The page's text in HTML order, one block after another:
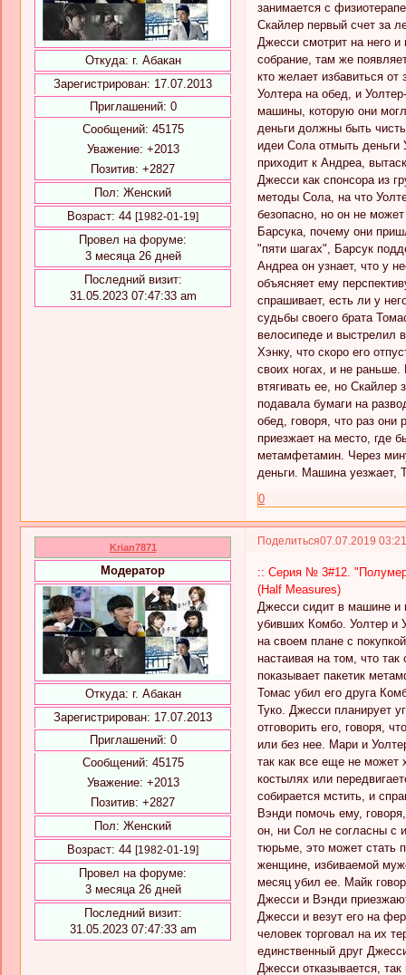
Откуда: г. Абакан
Зарегистрирован: 17.07.2013
Приглашений: 0
Сообщений: 45175
Уважение: +2013
Позитив: +2827
Пол: Женский
Возраст: 44 [1982-01-19]
Провел на форуме:
3 месяца 26 дней
Последний визит:
31.05.2023 07:47:33 am
занимается с
Скайлер первый счет за
Джесси смотрит на него и
собрание, там же
кто желает избавиться
Уолтера на обед, и
машины, которую они
деньги должны быть
идеи Сола отмыть деньги
приходит к Андреа,
Джесси как спонсора из
методы Сола, на что
безопасно, но он не
Барсука, почему они
"пяти шагах", Барсук
Андреа он узнает, что у
объясняет ему
спрашивает, есть ли у
судьбы своего брата
велосипеде и выстрелил
Хэнку, что скоро его
своих ногах, и не раньше.
втягивать ее, но Скайлер
подавала бумаги на
обед, говоря, что раз
приезжает на место, где
метамфетамин. Через
деньги. Машина уезжает,
0
Поделиться07.07.2019
Krian7871
Модератор
Откуда: г. Абакан
Зарегистрирован: 17.07.2013
Приглашений: 0
Сообщений: 45175
Уважение: +2013
Позитив: +2827
Пол: Женский
Возраст: 44 [1982-01-19]
Провел на форуме:
3 месяца 26 дней
Последний визит:
31.05.2023 07:47:33 am
:: Серия № 3#12.
(Half Measures)
Джесси сидит в машине и
убивших Комбо. Уолтер и
на своем плане с
настаивая на том, что
показывает пакетик
Томас убил его друга
Туко. Джесси планирует
отговорить его, говоря,
или без нее. Мари и
так как все еще не может
костылях или
собирается мстить, и
Вэнди помочь ему,
он, ни Сол не согласны с
тюрьме, это может стать
женщине, избиваемой
месяц убил ее. Майк
Джесси и Вэнди
Джесси и везут его на
человек торговал на их
единственный друг
Джесси отказывается,